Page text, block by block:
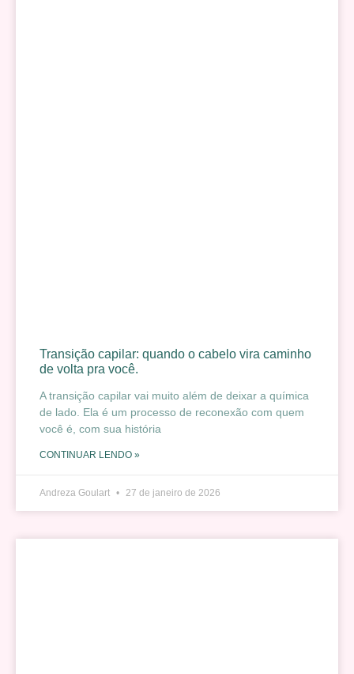
Transição capilar: quando o cabelo vira caminho
de volta pra você.
A transição capilar vai muito além de deixar a química
de lado. Ela é um processo de reconexão com quem
você é, com sua história
CONTINUAR LENDO »
Andreza Goulart 27 de janeiro de 2026